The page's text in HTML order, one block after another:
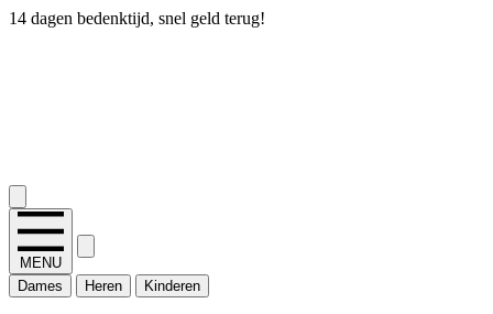
14 dagen bedenktijd, snel geld terug!
MENU
Dames
Heren Kinderen